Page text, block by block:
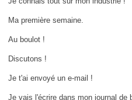
liderazgo,
Ma première semaine.
Au boulot !
Discutons !
Je t'ai envoyé un e-mail !
Je vais l'écrire dans mon journal de